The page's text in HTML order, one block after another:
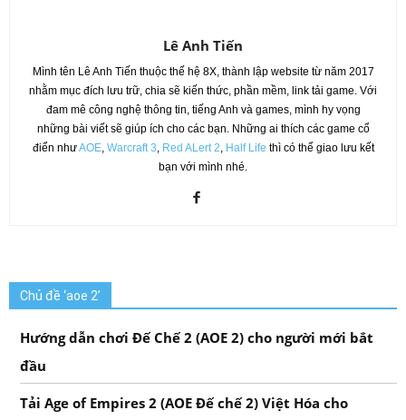
Lê Anh Tiến
Mình tên Lê Anh Tiến thuộc thế hệ 8X, thành lập website từ năm 2017
nhằm mục đích lưu trữ, chia sẽ kiến thức, phần mềm, link tải game. Với
đam mê công nghệ thông tin, tiếng Anh và games, mình hy vọng
những bài viết sẽ giúp ích cho các bạn. Những ai thích các game cổ
điển nhưAOE, Warcraft 3 Red ALert 2 Half Life thì có thể giao lưu kết
bạn với mình nhé.
Chủ đề ‘aoe 2’
Hướng dẫn chơi Đế Chế 2 (AOE 2) cho người mới bắt
đầu
Tải Age of Empires 2 (AOE Đế chế 2) Việt Hóa cho